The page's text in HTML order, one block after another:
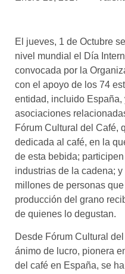
el café siempre tiene
algo nuevo que
enseñarnos
BOLSA DE TRABAJO
¡te imaginas vivir de tu pasión
por el café?
CONTACTO
¡queremos saber
de ti!
El jueves, 1 de Octubre
nivel mundial el Día
convocada por la
con el apoyo de los 74
entidad, incluido
asociaciones
Fórum Cultural del Café,
dedicada al café, en la
de esta bebida;
industrias de la cadena;
millones de personas
producción del grano
de quienes lo degustan.
Desde Fórum Cultural
ánimo de lucro, pionera
del café en España, se